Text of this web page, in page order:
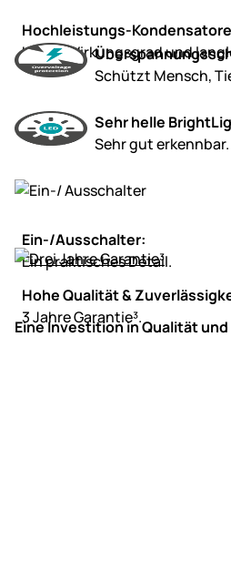
Hochleistungs-
Hoher Wirkungsgrad und
Schützt Mensch,
Sehr helle
Sehr gut erkennbar.
Ein-/Ausschalter:
Ein praktisches Detail.
Hohe Qualität &
3 Jahre Garantie³.
Eine Investition in Qualität